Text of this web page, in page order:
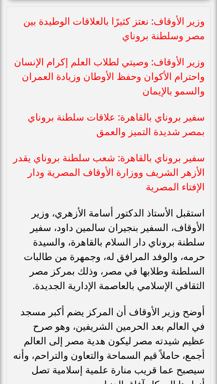
وزير الأوقاف: نعتز كثيرًا بالعلاقات الوطيدة بين
مصر وسلطنة بروناي
وزير الأوقاف: وصيتي لطلاب العلم إكرام الإنسان
واحترام الأكوان وحفظ الأوطان وزيادة العمران
والسمو بالإيمان
سفير بروناي بالقاهرة: علاقات سلطنة بروناي
بمصر شديدة التميز والعمق
سفير بروناي بالقاهرة: شعب سلطنة بروناي يقدر
الأزهر الشريف ووزارة الأوقاف المصرية ودار
الإفتاء المصرية
استقبل الأستاذ الدكتور أسامة الأزهري، وزير
الأوقاف، السفير بنجيران سالمين داود، سفير
سلطنة بروناي دار السلام بالقاهرة، والسيدة
حرمه، والوفد المرافق له، وجمهرة من طالبات
السلطنة وطلابها في مصر، وذلك بمركز مصر
الثقافي الإسلامي بالعاصمة الإدارية الجديدة.
أوضح وزير الأوقاف أن المركز يضم أكبر مسجد
في العالم بعد الحرمين الشريفين، وهو صرح
عظيم شيدته مصر ليكون هدية مصر إلى العالم
أجمع، حاملاً قيم السماحة والتعاون والتراحم، وأنه
سيصبح عما قريب منارة علمية إسلامية تصل